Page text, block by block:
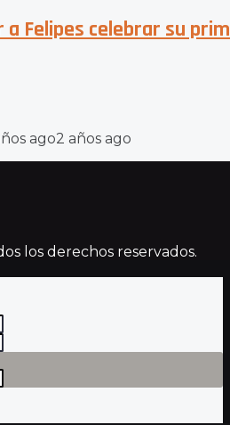
a Felipes celebrar su
ago2 años ago
los derechos reservados.